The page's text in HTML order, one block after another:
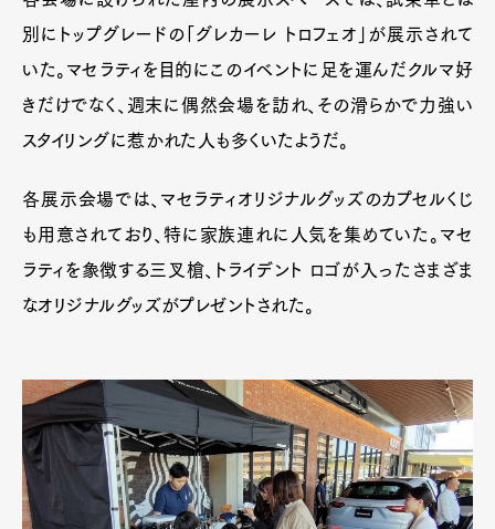
別にトップグレードの「グレカーレ トロフェオ」が展示されて
いた。マセラティを目的にこのイベントに足を運んだクルマ好
きだけでなく、週末に偶然会場を訪れ、その滑らかで力強い
スタイリングに惹かれた人も多くいたようだ。
各展示会場では、マセラティオリジナルグッズのカプセルくじ
も用意されており、特に家族連れに人気を集めていた。マセ
ラティを象徴する三叉槍、トライデント ロゴが入ったさまざま
なオリジナルグッズがプレゼントされた。